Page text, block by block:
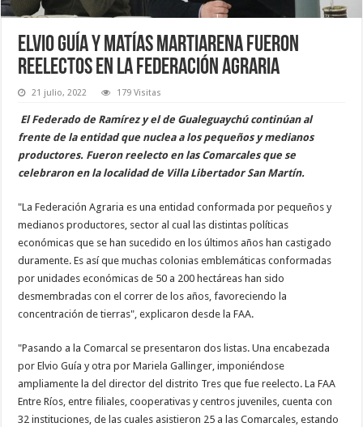
Elvio Guía y Matías Martiarena fueron
reelectos en la Federación Agraria
21 julio, 2022 179 Visitas
El Federado de Ramírez y el de Gualeguaychú continúan al
frente de la entidad que nuclea a los pequeños y medianos
productores. Fueron reelecto en las Comarcales que se
celebraron en la localidad de Villa Libertador San Martín.
"La Federación Agraria es una entidad conformada por pequeños y
medianos productores, sector al cual las distintas políticas
económicas que se han sucedido en los últimos años han castigado
duramente. Es así que muchas colonias emblemáticas conformadas
por unidades económicas de 50 a 200 hectáreas han sido
desmembradas con el correr de los años, favoreciendo la
concentración de tierras", explicaron desde la FAA.
"Pasando a la Comarcal se presentaron dos listas. Una encabezada
por Elvio Guía y otra por Mariela Gallinger, imponiéndose
ampliamente la del director del distrito Tres que fue reelecto. La FAA
Entre Ríos, entre filiales, cooperativas y centros juveniles, cuenta con
32 instituciones, de las cuales asistieron 25 a las Comarcales, estando